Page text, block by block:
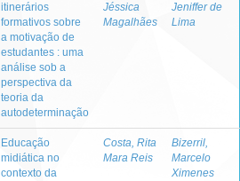
itinerários
formativos sobre
a motivação de
estudantes : uma
análise sob a
perspectiva da
teoria da
autodeterminação
Jéssica
Magalhães
Jeniffer de
Lima
Educação
midiática no
contexto da
Costa, Rita
Mara Reis
Bizerril,
Marcelo
Ximenes